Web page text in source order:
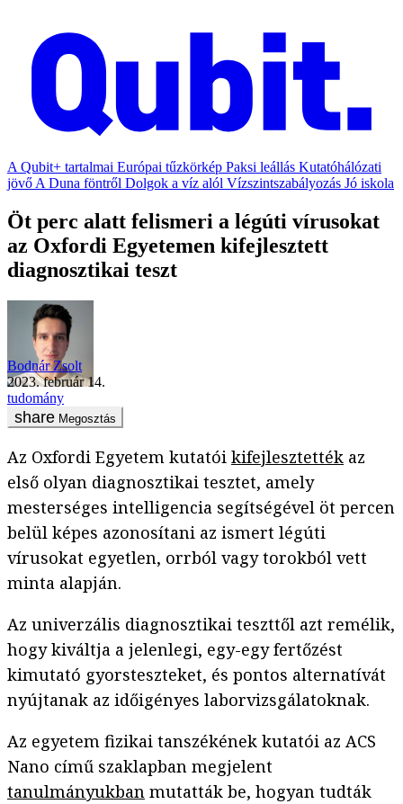
A Qubit+ tartalmai Európai tűzkörkép Paksi leállás Kutatóhálózati
jövő A Duna föntről Dolgok a víz alól Vízszintszabályozás Jó iskola
Öt perc alatt felismeri a légúti vírusokat
az Oxfordi Egyetemen kifejlesztett
diagnosztikai teszt
Bodnár Zsolt
2023. február 14.
tudomány
Megosztás
Az Oxfordi Egyetem kutatói kifejlesztették az
első olyan diagnosztikai tesztet, amely
mesterséges intelligencia segítségével öt percen
belül képes azonosítani az ismert légúti
vírusokat egyetlen, orrból vagy torokból vett
minta alapján.
Az univerzális diagnosztikai teszttől azt remélik,
hogy kiváltja a jelenlegi, egy-egy fertőzést
kimutató gyorsteszteket, és pontos alternatívát
nyújtanak az időigényes laborvizsgálatoknak.
Az egyetem fizikai tanszékének kutatói az ACS
Nano című szaklapban megjelent
tanulmányukban mutatták be, hogyan tudták